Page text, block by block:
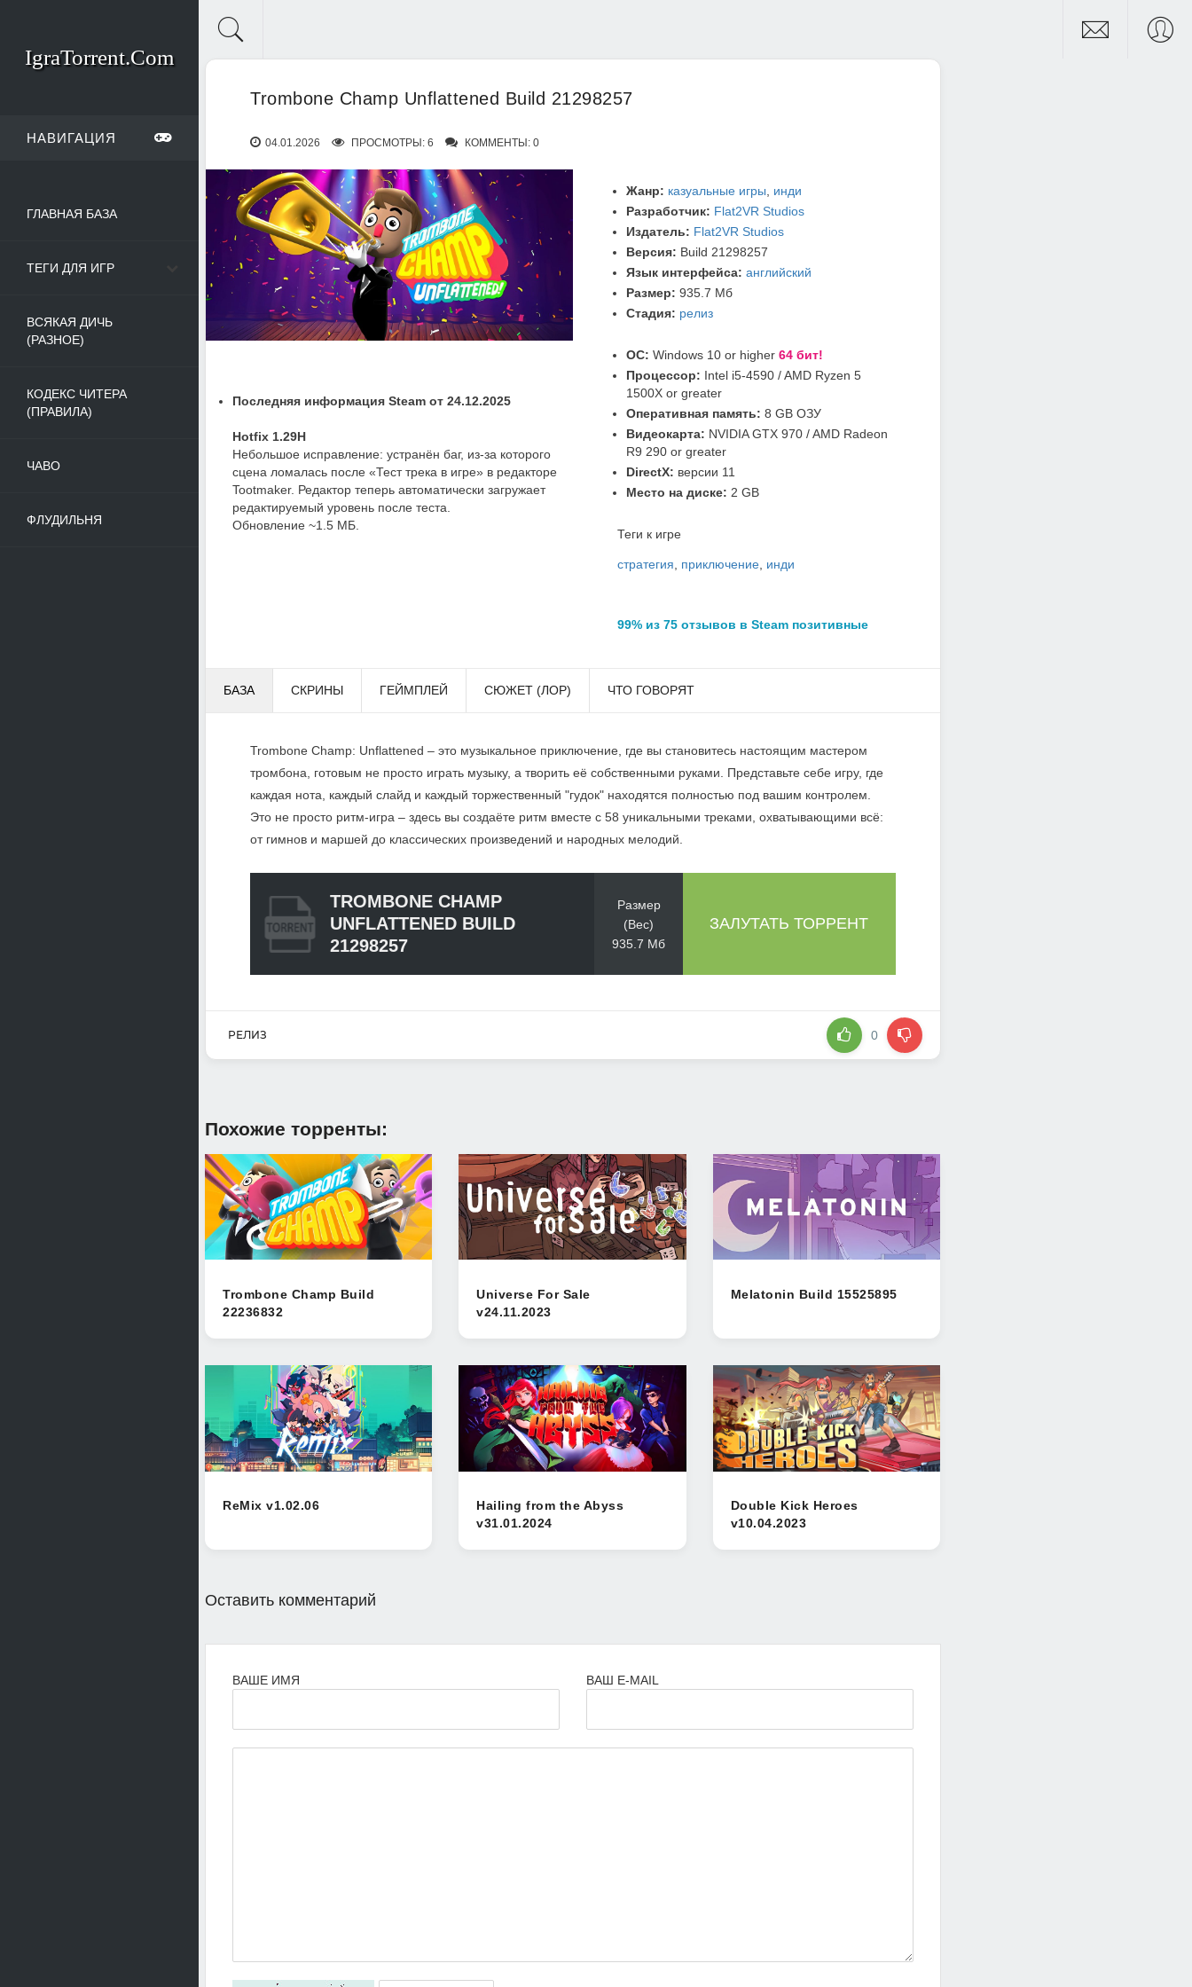
IgraTorrent.Com
НАВИГАЦИЯ
ГЛАВНАЯ БАЗА
ТЕГИ ДЛЯ ИГР
ВСЯКАЯ ДИЧЬ
(РАЗНОЕ)
КОДЕКС ЧИТЕРА
(ПРАВИЛА)
ЧАВО
ФЛУДИЛЬНЯ
Trombone Champ Unflattened Build 21298257
04.01.2026 ПРОСМОТРЫ: 6 КОММЕНТЫ: 0
Последняя информация Steam от 24.12.2025
Hotfix 1.29H
Небольшое исправление: устранён баг, из‑за которого
сцена ломалась после «Тест трека в игре» в редакторе
Tootmaker. Редактор теперь автоматически загружает
редактируемый уровень после теста.
Обновление ~1.5 МБ.
Жанр: казуальные игры
инди
Разработчик: Flat2VR Studios
Издатель: Flat2VR Studios
Версия: Build 21298257
Язык интерфейса: английский
Размер: 935.7 Мб
Стадия: релиз
ОС: Windows 10 or higher 64 бит!
Процессор: Intel i5-4590 / AMD Ryzen 5
1500X or greater
Оперативная память: 8 GB ОЗУ
Видеокарта: NVIDIA GTX 970 / AMD Radeon
R9 290 or greater
DirectX: версии 11
Место на диске: 2 GB
Теги к игре
стратегия приключение, инди
99% из 75 отзывов в Steam позитивные
БАЗА СКРИНЫ ГЕЙМПЛЕЙ СЮЖЕТ (ЛОР) ЧТО ГОВОРЯТ
Trombone Champ: Unflattened – это музыкальное приключение, где вы становитесь настоящим мастером
тромбона, готовым не просто играть музыку, а творить её собственными руками. Представьте себе игру, где
каждая нота, каждый слайд и каждый торжественный "гудок" находятся полностью под вашим контролем.
Это не просто ритм-игра – здесь вы создаёте ритм вместе с 58 уникальными треками, охватывающими всё:
от гимнов и маршей до классических произведений и народных мелодий.
TROMBONE CHAMP
UNFLATTENED BUILD
21298257
Размер
(Вес)
935.7 Мб
ЗАЛУТАТЬ ТОРРЕНТ
РЕЛИЗ 0
Похожие торренты:
Trombone Champ Build
22236832
Universe For Sale
v24.11.2023
Melatonin Build 15525895
ReMix v1.02.06
Hailing from the Abyss
v31.01.2024
Double Kick Heroes
v10.04.2023
Оставить комментарий
ВАШЕ ИМЯ ВАШ E-MAIL